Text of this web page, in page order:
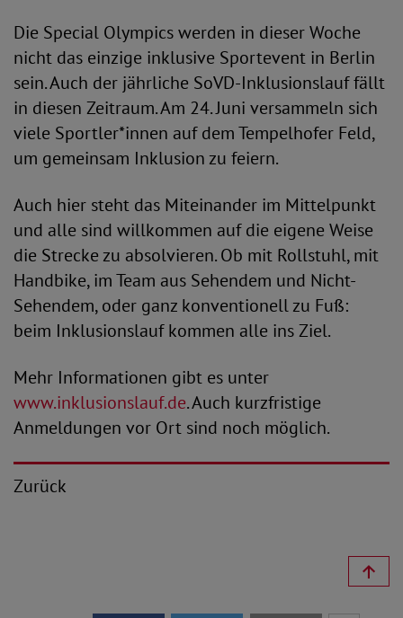
Die Special Olympics werden in dieser Woche
nicht das einzige inklusive Sportevent in Berlin
sein. Auch der jährliche SoVD-Inklusionslauf fällt
in diesen Zeitraum. Am 24. Juni versammeln sich
viele Sportler*innen auf dem Tempelhofer Feld,
um gemeinsam Inklusion zu feiern.
Auch hier steht das Miteinander im Mittelpunkt
und alle sind willkommen auf die eigene Weise
die Strecke zu absolvieren. Ob mit Rollstuhl, mit
Handbike, im Team aus Sehendem und Nicht-
Sehendem, oder ganz konventionell zu Fuß:
beim Inklusionslauf kommen alle ins Ziel.
Mehr Informationen gibt es unter
www.inklusionslauf.de. Auch kurzfristige
Anmeldungen vor Ort sind noch möglich.
Zurück